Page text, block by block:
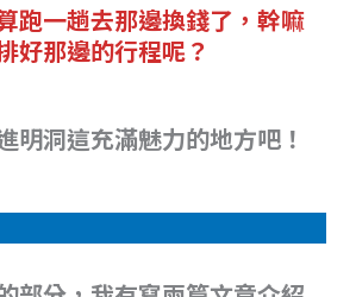
跑一趟去那邊換錢了，幹嘛
好那邊的行程呢？
明洞這充滿魅力的地方吧！